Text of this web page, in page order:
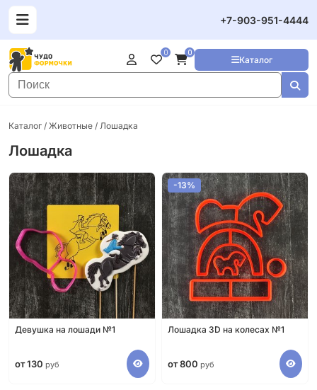
+7-903-951-4444
Каталог
0 0
Каталог / Животные / Лошадка
Лошадка
Девушка на лошади №1
от 130 руб
-13%
Лошадка 3D на колесах №1
от 800 руб